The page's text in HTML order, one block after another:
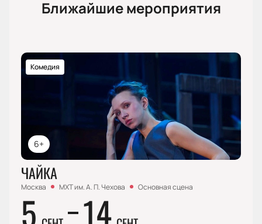
Ближайшие мероприятия
6+
Комедия
ЧАЙКА
Москва МХТ им. А. П. Чехова Основная сцена
5 14